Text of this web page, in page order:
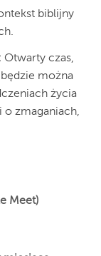
biblijny
Otwarty czas,
można
życia
o zmaganiach,
Meet)